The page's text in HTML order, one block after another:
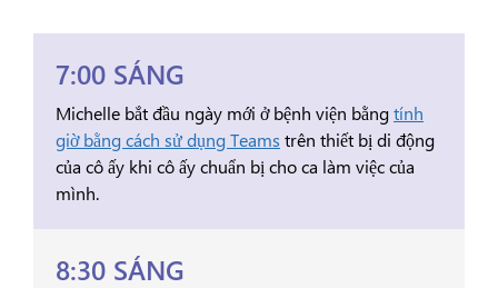
7:00 SÁNG
Michelle bắt đầu ngày mới ở bệnh viện bằngtính
giờ bằng cách sử dụng Teams trên thiết bị di động
của cô ấy khi cô ấy chuẩn bị cho ca làm việc của
mình.
8:30 SÁNG